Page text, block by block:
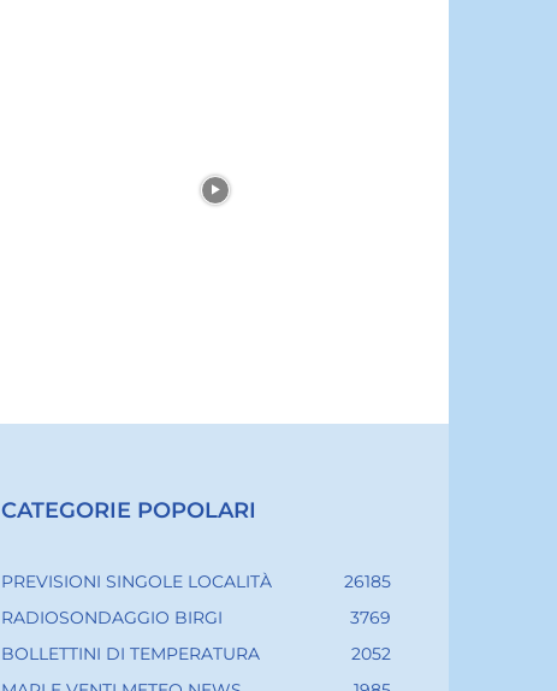
CATEGORIE POPOLARI
PREVISIONI SINGOLE LOCALITÀ
26185
RADIOSONDAGGIO BIRGI
3769
BOLLETTINI DI TEMPERATURA
2052